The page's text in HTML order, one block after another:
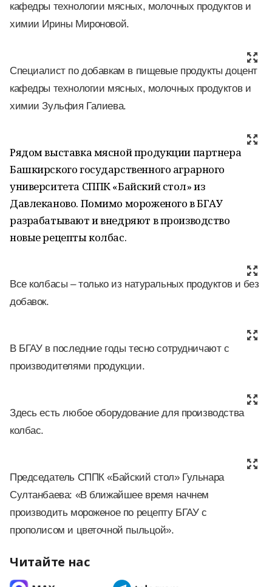
кафедры технологии мясных, молочных продуктов и
химии Ирины Мироновой.
Специалист по добавкам в пищевые продукты доцент
кафедры технологии мясных, молочных продуктов и
химии Зульфия Галиева.
Рядом выставка мясной продукции партнера
Башкирского государственного аграрного
университета СППК «Байский стол» из
Давлеканово. Помимо мороженого в БГАУ
разрабатывают и внедряют в производство
новые рецепты колбас.
Все колбасы – только из натуральных продуктов и без
добавок.
В БГАУ в последние годы тесно сотрудничают с
производителями продукции.
Здесь есть любое оборудование для производства
колбас.
Председатель СППК «Байский стол» Гульнара
Султанбаева: «В ближайшее время начнем
производить мороженое по рецепту БГАУ с
прополисом и цветочной пыльцой».
Читайте нас